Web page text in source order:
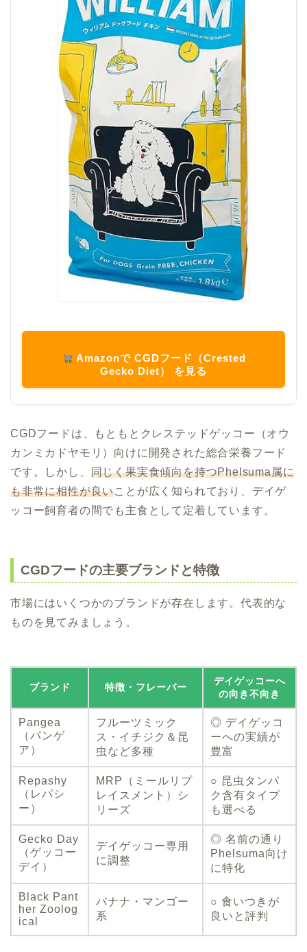
Amazonで CGDフード（Crested
Gecko Diet） を見る
CGDフードは、もともとクレステッドゲッコー（オウ
カンミカドヤモリ）向けに開発された総合栄養フード
です。しかし、 同じく果実食傾向を持つPhelsuma属に
も非常に相性が良いことが広く知られており、デイゲ
ッコー飼育者の間でも主食として定着しています。
CGDフードの主要ブランドと特徴
市場にはいくつかのブランドが存在します。代表的な
ものを見てみましょう。
ブランド 特徴・フレーバー
デイゲッコーへ
の向き不向き
Pangea
（パンゲ
ア）
フルーツミック
ス・イチジク＆昆
虫など多種
◎ デイゲッコ
ーへの実績が
豊富
Repashy
（レパシ
ー）
MRP（ミールリプ
レイスメント）シ
リーズ
○ 昆虫タンパ
ク含有タイプ
も選べる
Gecko Day
（ゲッコー
デイ）
デイゲッコー専用
に調整
◎ 名前の通り
Phelsuma向け
に特化
Black Pant
her Zoolog
ical
バナナ・マンゴー
系
○ 食いつきが
良いと評判